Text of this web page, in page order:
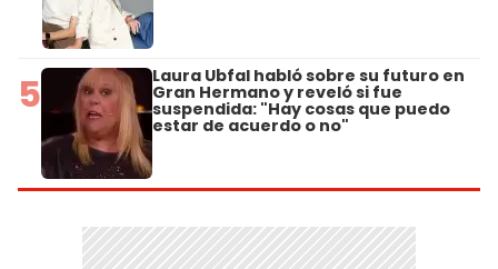
5 Laura Ubfal habló sobre su futuro en
Gran Hermano y reveló si fue
suspendida: "Hay cosas que puedo
estar de acuerdo o no"